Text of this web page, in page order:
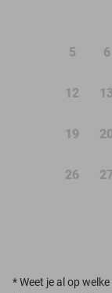
5 6
12 13
19 20
26 27
*Weet je al op